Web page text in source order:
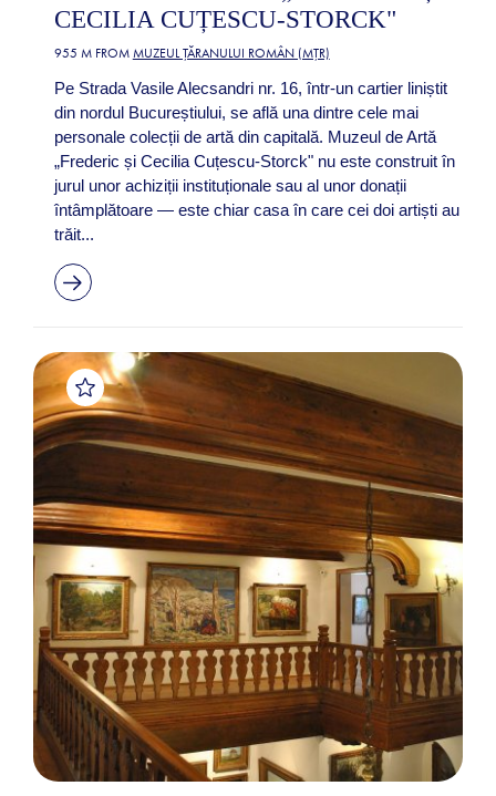
CECILIA CUȚESCU-STORCK"
955 M FROM MUZEUL ȚĂRANULUI ROMÂN (MȚR)
Pe Strada Vasile Alecsandri nr. 16, într-un cartier liniștit
din nordul Bucureștiului, se află una dintre cele mai
personale colecții de artă din capitală. Muzeul de Artă
„Frederic și Cecilia Cuțescu-Storck" nu este construit în
jurul unor achiziții instituționale sau al unor donații
întâmplătoare — este chiar casa în care cei doi artiști au
trăit...